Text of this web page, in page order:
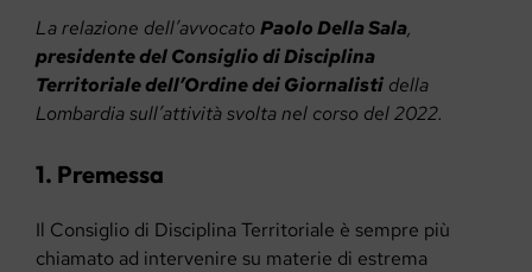
La relazione dell’avvocato Paolo Della Sala,
presidente del Consiglio di Disciplina
Territoriale dell’Ordine dei Giornalisti della
Lombardia sull’attività svolta nel corso del 2022.
1. Premessa
Il Consiglio di Disciplina Territoriale è sempre più
chiamato ad intervenire su materie di estrema